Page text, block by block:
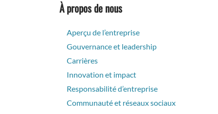
À propos de nous
Aperçu de l’entreprise
Gouvernance et leadership
Carrières
Innovation et impact
Responsabilité d’entreprise
Communauté et réseaux sociaux